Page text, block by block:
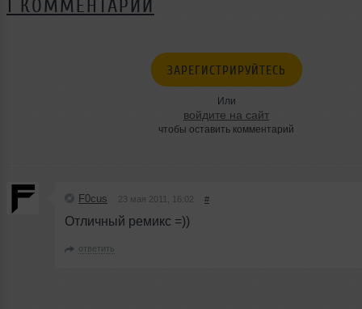
1 КОММЕНТАРИЙ
ЗАРЕГИСТРИРУЙТЕСЬ
Или
войдите на сайт
чтобы оставить комментарий
F0cus 23 мая 2011, 16:02 #
Отличный ремикс =))
ответить